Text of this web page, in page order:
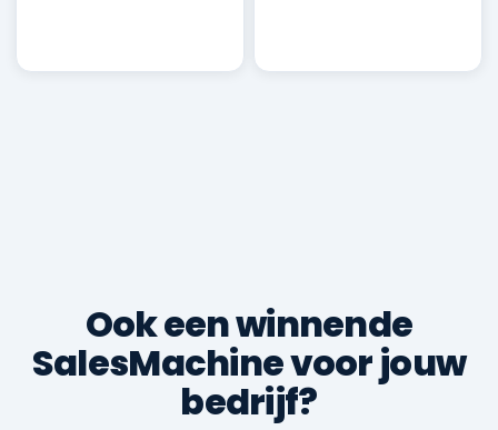
Ook een winnende
SalesMachine voor jouw
bedrijf?